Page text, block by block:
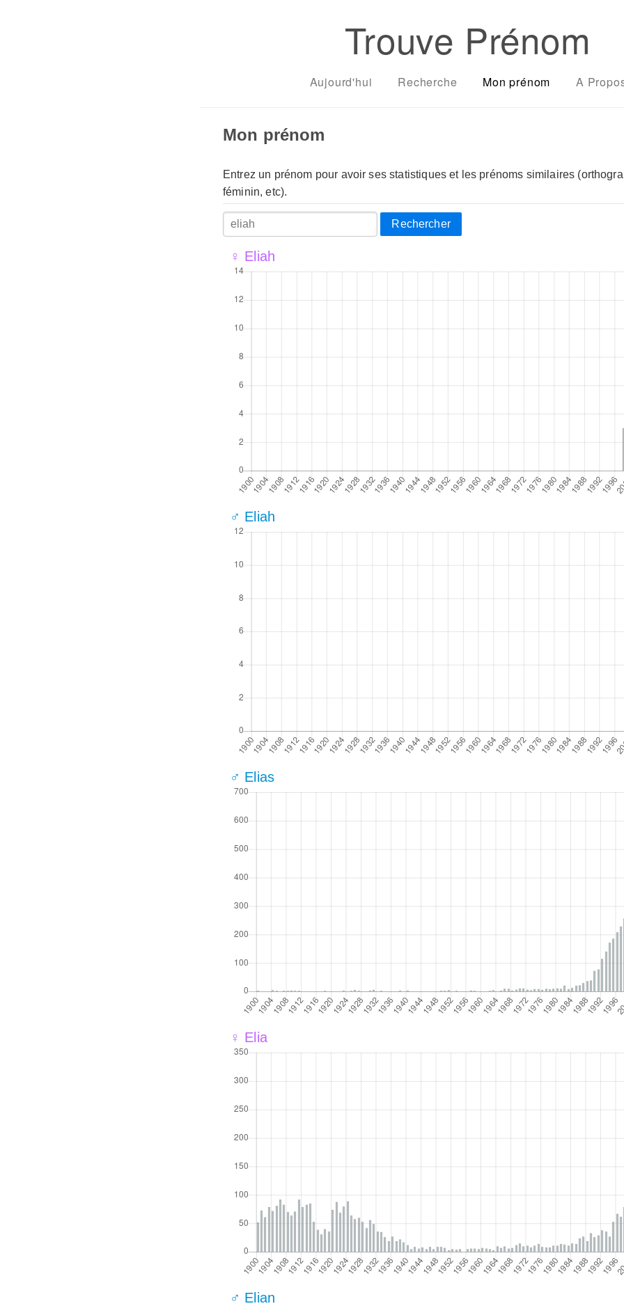
Trouve Prénom
Aujourd'hui Recherche Mon prénom A
Mon prénom
Entrez un prénom pour avoir ses statistiques et les prénoms similaires
féminin, etc).
Rechercher
♀ Eliah
♂ Eliah
♂ Elias
♀ Elia
♂ Elian